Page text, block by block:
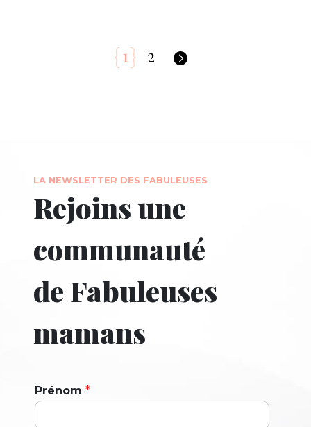
1 2
LA NEWSLETTER DES FABULEUSES
Rejoins une
communauté
de Fabuleuses
mamans
Prénom *